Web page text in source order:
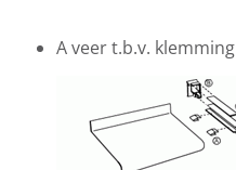
A veer t.b.v. klemming